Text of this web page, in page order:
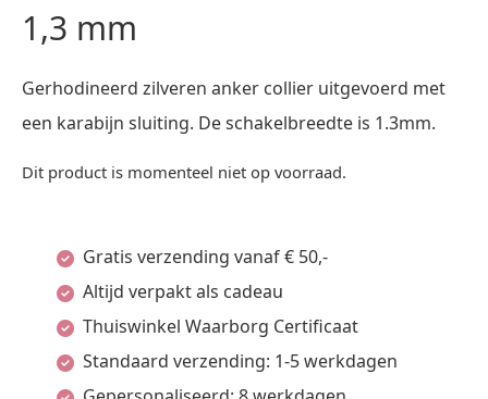
1,3 mm
Gerhodineerd zilveren anker collier uitgevoerd met
een karabijn sluiting. De schakelbreedte is 1.3mm.
Dit product is momenteel niet op voorraad.
Gratis verzending vanaf € 50,-
Altijd verpakt als cadeau
Thuiswinkel Waarborg Certificaat
Standaard verzending: 1-5 werkdagen